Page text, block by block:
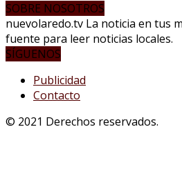
SOBRE NOSOTROS
nuevolaredo.tv La noticia en tus
fuente para leer noticias locales.
SÍGUENOS
Publicidad
Contacto
© 2021 Derechos reservados.